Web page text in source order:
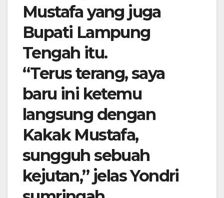
Mustafa yang juga
Bupati Lampung
Tengah itu.
“Terus terang, saya
baru ini ketemu
langsung dengan
Kakak Mustafa,
sungguh sebuah
kejutan,” jelas Yondri